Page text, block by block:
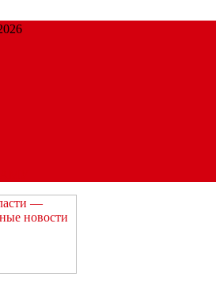
дня в Тульской области на сайте